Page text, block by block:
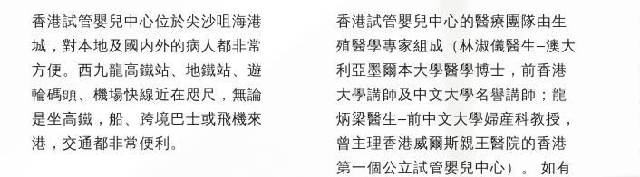
香港試管嬰兒中心位於尖沙咀海港
城，對本地及國内外的病人都非常
方便。西九龍高鐵站、地鐵站、遊
輪碼頭、機場快線近在咫尺，無論
是坐高鐵，船、跨境巴士或飛機來
港，交通都非常便利。
香港試管嬰兒中心的醫療團隊由生
殖醫學專家組成（林淑儀醫生–澳大
利亞墨爾本大學醫學博士，前香港
大學講師及中文大學名譽講師；龍
炳梁醫生–前中文大學婦産科教授，
曾主理香港威爾斯親王醫院的香港
第一個公立試管嬰兒中心）。 如有